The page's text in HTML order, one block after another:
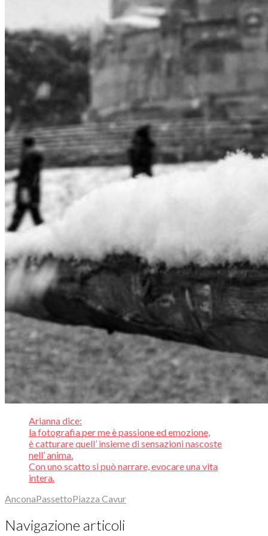
Arianna dice:
la fotografia per me è passione ed emozione,
è catturare quell’ insieme di sensazioni nascoste
nell’ anima.
Con uno scatto si può narrare, evocare una vita
intera.
AnconaPassettoPiazza Cavur
Navigazione articoli